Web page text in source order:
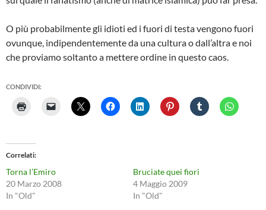
O più probabilmente gli idioti ed i fuori di testa vengono fuori
ovunque, indipendentemente da una cultura o dall’altra e noi
che proviamo soltanto a mettere ordine in questo caos.
CONDIVIDI:
Correlati
Torna l’Emiro
20 Marzo 2008
In "Old"
Bruciate quei fiori
4 Maggio 2009
In "Old"